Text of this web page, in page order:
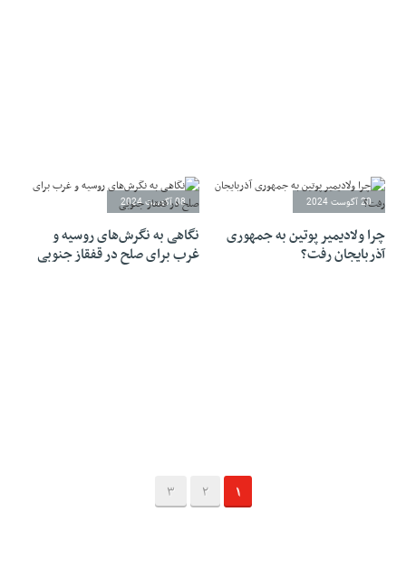
20 آگوست 2024
چرا ولادیمیر پوتین به جمهوری
آذربایجان رفت؟
08 آگوست 2024
نگاهی به نگرش‌های روسیه و
غرب برای صلح در قفقاز جنوبی
1
2
3